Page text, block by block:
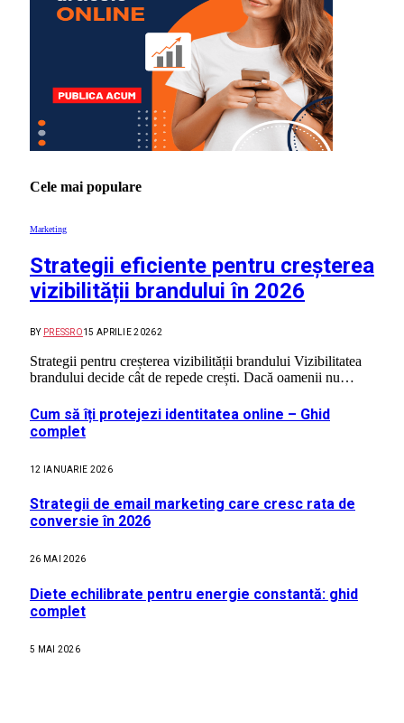
Cele mai populare
Marketing
Strategii eficiente pentru creșterea
vizibilității brandului în 2026
BY PRESSRO15 APRILIE 20262
Strategii pentru creșterea vizibilității brandului Vizibilitatea
brandului decide cât de repede crești. Dacă oamenii nu…
Cum să îți protejezi identitatea online – Ghid
complet
12 IANUARIE 2026
Strategii de email marketing care cresc rata de
conversie în 2026
26 MAI 2026
Diete echilibrate pentru energie constantă: ghid
complet
5 MAI 2026